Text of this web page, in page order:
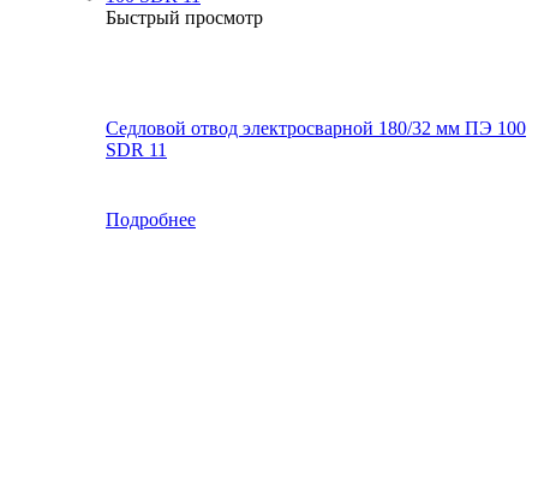
Быстрый просмотр
Седловой отвод электросварной 180/32 мм ПЭ 100
SDR 11
Подробнее